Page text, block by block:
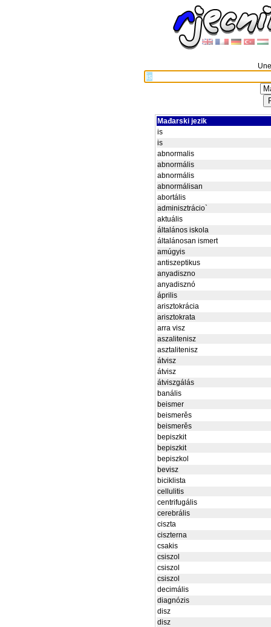
Mađarski jezik
is
is
abnormalis
abnormális
abnormális
abnormálisan
abortális
adminisztrácio`
aktuális
általános iskola
általánosan ismert
amúgyis
antiszeptikus
anyadiszno
anyadisznó
április
arisztokrácia
arisztokrata
arra visz
aszalitenisz
asztalitenisz
átvisz
átvisz
átviszgálás
banális
beismer
beismerěs
beismerěs
bepiszkit
bepiszkit
bepiszkol
bevisz
biciklista
cellulitis
centrifugális
cerebrális
ciszta
ciszterna
csakis
csiszol
csiszol
csiszol
decimális
diagnózis
disz
disz